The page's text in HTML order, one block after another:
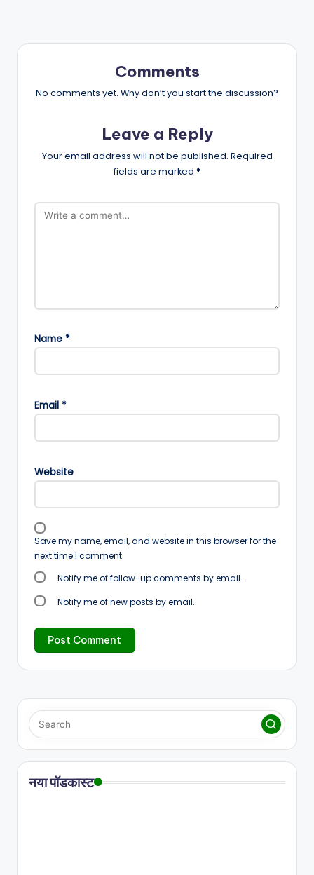
Comments
No comments yet. Why don’t you start the discussion?
Leave a Reply
Your email address will not be published. Required
fields are marked *
Name *
Email *
Website
Save my name, email, and website in this browser for the
next time I comment.
Notify me of follow-up comments by email.
Notify me of new posts by email.
नया पॉडकास्ट